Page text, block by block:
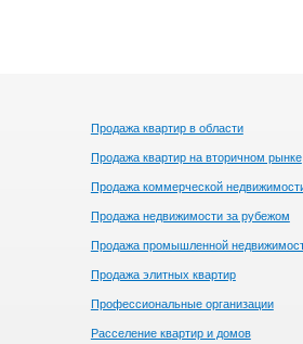
Продажа квартир в области
Продажа квартир на вторичном рынке
Продажа коммерческой
Продажа недвижимости за рубежом
Продажа промышленной
Продажа элитных квартир
Профессиональные организации
Расселение квартир и домов